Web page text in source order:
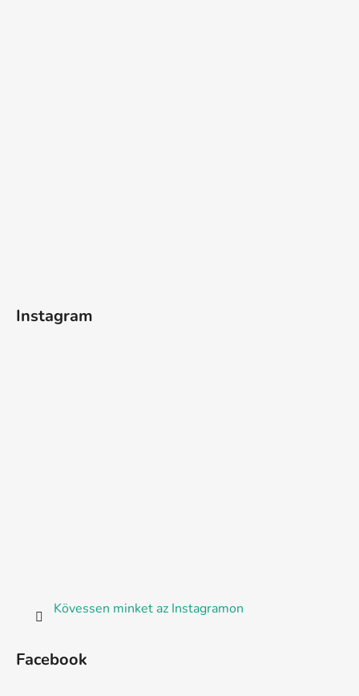
Instagram
Kövessen minket az Instagramon
Facebook